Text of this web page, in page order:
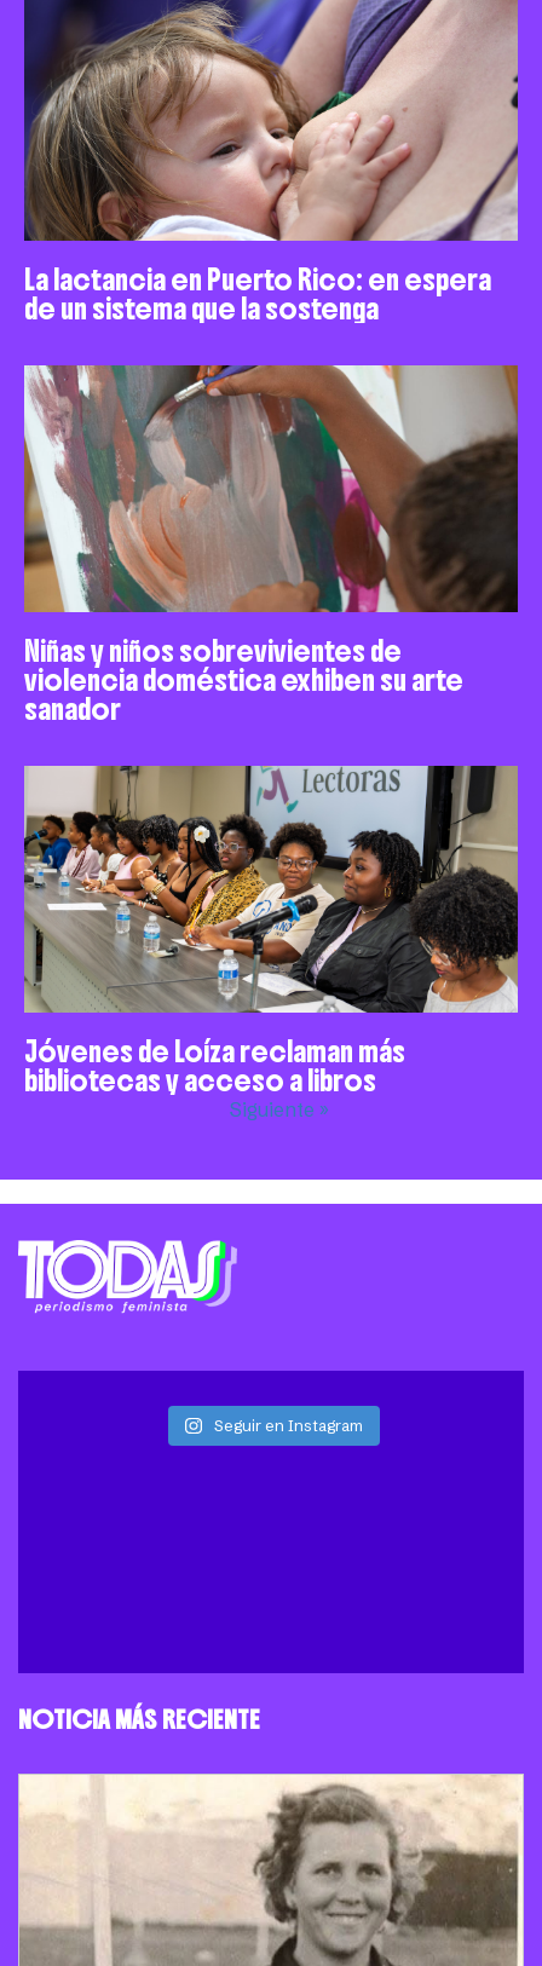
La lactancia en Puerto Rico: en espera
de un sistema que la sostenga
Niñas y niños sobrevivientes de
violencia doméstica exhiben su arte
sanador
Jóvenes de Loíza reclaman más
bibliotecas y acceso a libros
Siguiente »
Seguir en Instagram
NOTICIA MÁS RECIENTE